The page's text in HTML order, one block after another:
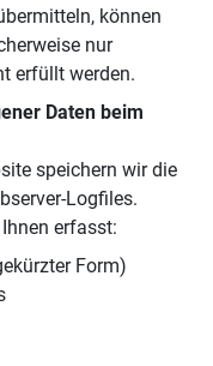
können
nur
erfüllt werden.
Daten beim
speichern wir die
Logfiles.
erfasst:
Form)